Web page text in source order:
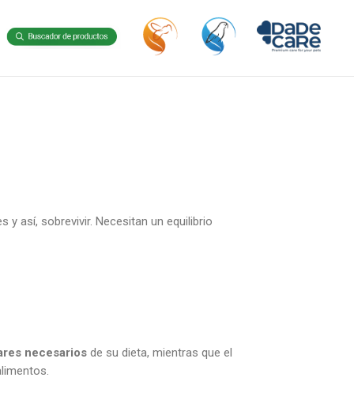
así, sobrevivir. Necesitan un equilibrio
necesarios de su dieta, mientras que el